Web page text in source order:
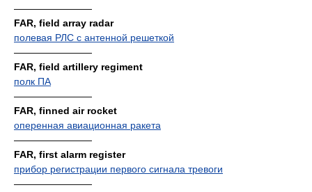
————————
FAR, field array radar
полевая РЛС с антенной решеткой
————————
FAR, field artillery regiment
полк ПА
————————
FAR, finned air rocket
оперенная авиационная ракета
————————
FAR, first alarm register
прибор регистрации первого сигнала тревоги
————————